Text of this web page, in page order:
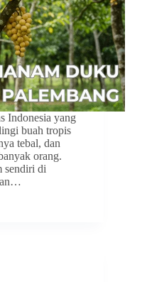
Indonesia yang
buah tropis
tebal, dan
orang.
sendiri di